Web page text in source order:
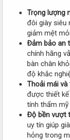
Trọng lượng
đôi giày siêu
giảm mệt
Đảm bảo an
chính hãng
bàn chân
độ khắc
Thoải mái và
được thiết
tính thẩm mỹ
Độ bền vượt
uy tín giúp
hỏng trong